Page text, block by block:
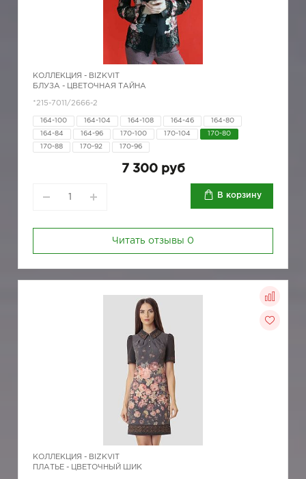
КОЛЛЕКЦИЯ - BIZKVIT
БЛУЗА - ЦВЕТОЧНАЯ ТАЙНА
*215-7011/2666-2
164-100 164-104 164-108 164-46 164-80
164-84 164-96 170-100 170-104 170-80
170-88 170-92 170-96
7 300 руб
В корзину
Читать отзывы 0
КОЛЛЕКЦИЯ - BIZKVIT
ПЛАТЬЕ - ЦВЕТОЧНЫЙ ШИК